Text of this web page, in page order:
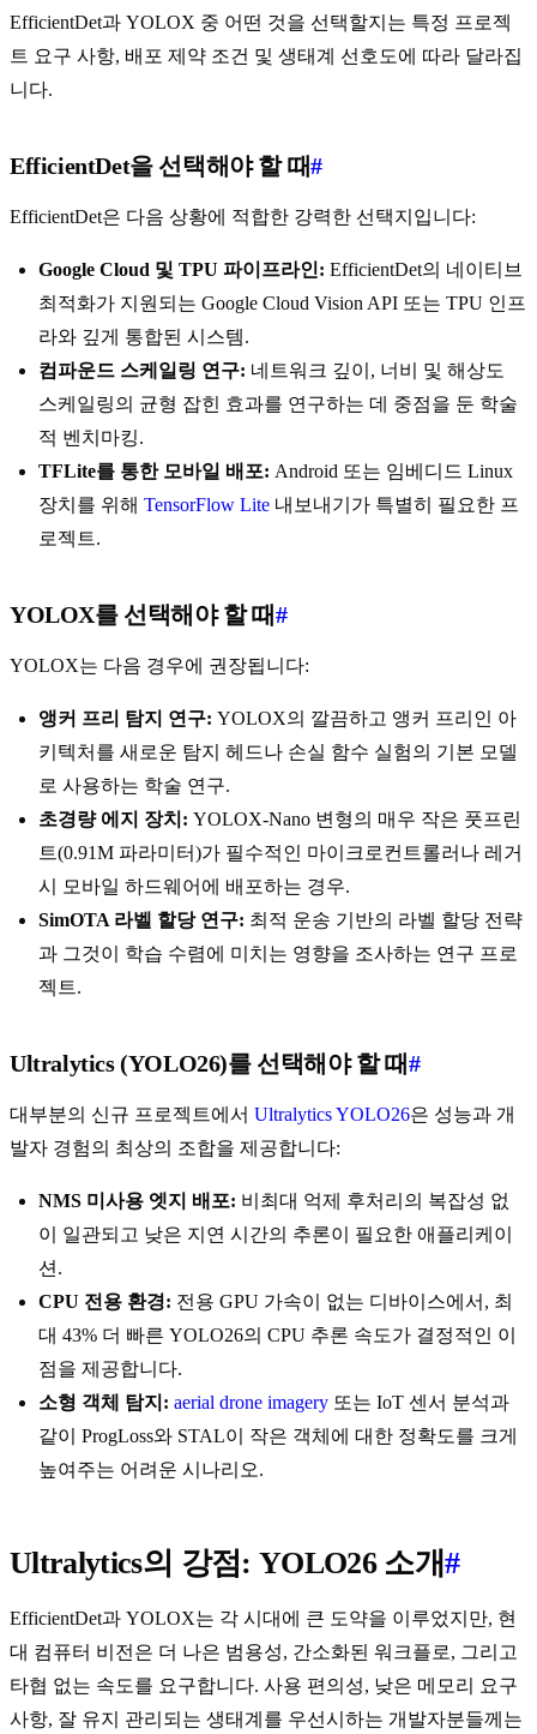
EfficientDet과 YOLOX 중 어떤 것을 선택할지는 특정 프로젝
트 요구 사항, 배포 제약 조건 및 생태계 선호도에 따라 달라집
니다.
EfficientDet을 선택해야 할 때#
EfficientDet은 다음 상황에 적합한 강력한 선택지입니다:
Google Cloud 및 TPU 파이프라인: EfficientDet의 네이티브
최적화가 지원되는 Google Cloud Vision API 또는 TPU 인프
라와 깊게 통합된 시스템.
컴파운드 스케일링 연구: 네트워크 깊이, 너비 및 해상도
스케일링의 균형 잡힌 효과를 연구하는 데 중점을 둔 학술
적 벤치마킹.
TFLite를 통한 모바일 배포: Android 또는 임베디드 Linux
장치를 위해 TensorFlow Lite 내보내기가 특별히 필요한 프
로젝트.
YOLOX를 선택해야 할 때#
YOLOX는 다음 경우에 권장됩니다:
앵커 프리 탐지 연구: YOLOX의 깔끔하고 앵커 프리인 아
키텍처를 새로운 탐지 헤드나 손실 함수 실험의 기본 모델
로 사용하는 학술 연구.
초경량 에지 장치: YOLOX-Nano 변형의 매우 작은 풋프린
트(0.91M 파라미터)가 필수적인 마이크로컨트롤러나 레거
시 모바일 하드웨어에 배포하는 경우.
SimOTA 라벨 할당 연구: 최적 운송 기반의 라벨 할당 전략
과 그것이 학습 수렴에 미치는 영향을 조사하는 연구 프로
젝트.
Ultralytics (YOLO26)를 선택해야 할 때#
대부분의 신규 프로젝트에서 Ultralytics YOLO26은 성능과 개
발자 경험의 최상의 조합을 제공합니다:
NMS 미사용 엣지 배포: 비최대 억제 후처리의 복잡성 없
이 일관되고 낮은 지연 시간의 추론이 필요한 애플리케이
션.
CPU 전용 환경: 전용 GPU 가속이 없는 디바이스에서, 최
대 43% 더 빠른 YOLO26의 CPU 추론 속도가 결정적인 이
점을 제공합니다.
소형 객체 탐지: aerial drone imagery 또는 IoT 센서 분석과
같이 ProgLoss와 STAL이 작은 객체에 대한 정확도를 크게
높여주는 어려운 시나리오.
Ultralytics의 강점: YOLO26 소개#
EfficientDet과 YOLOX는 각 시대에 큰 도약을 이루었지만, 현
대 컴퓨터 비전은 더 나은 범용성, 간소화된 워크플로, 그리고
타협 없는 속도를 요구합니다. 사용 편의성, 낮은 메모리 요구
사항, 잘 유지 관리되는 생태계를 우선시하는 개발자분들께는